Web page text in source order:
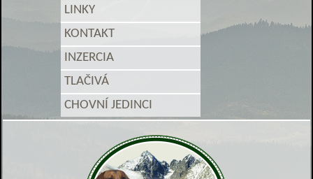
LINKY
KONTAKT
INZERCIA
TLAČIVÁ
CHOVNÍ JEDINCI